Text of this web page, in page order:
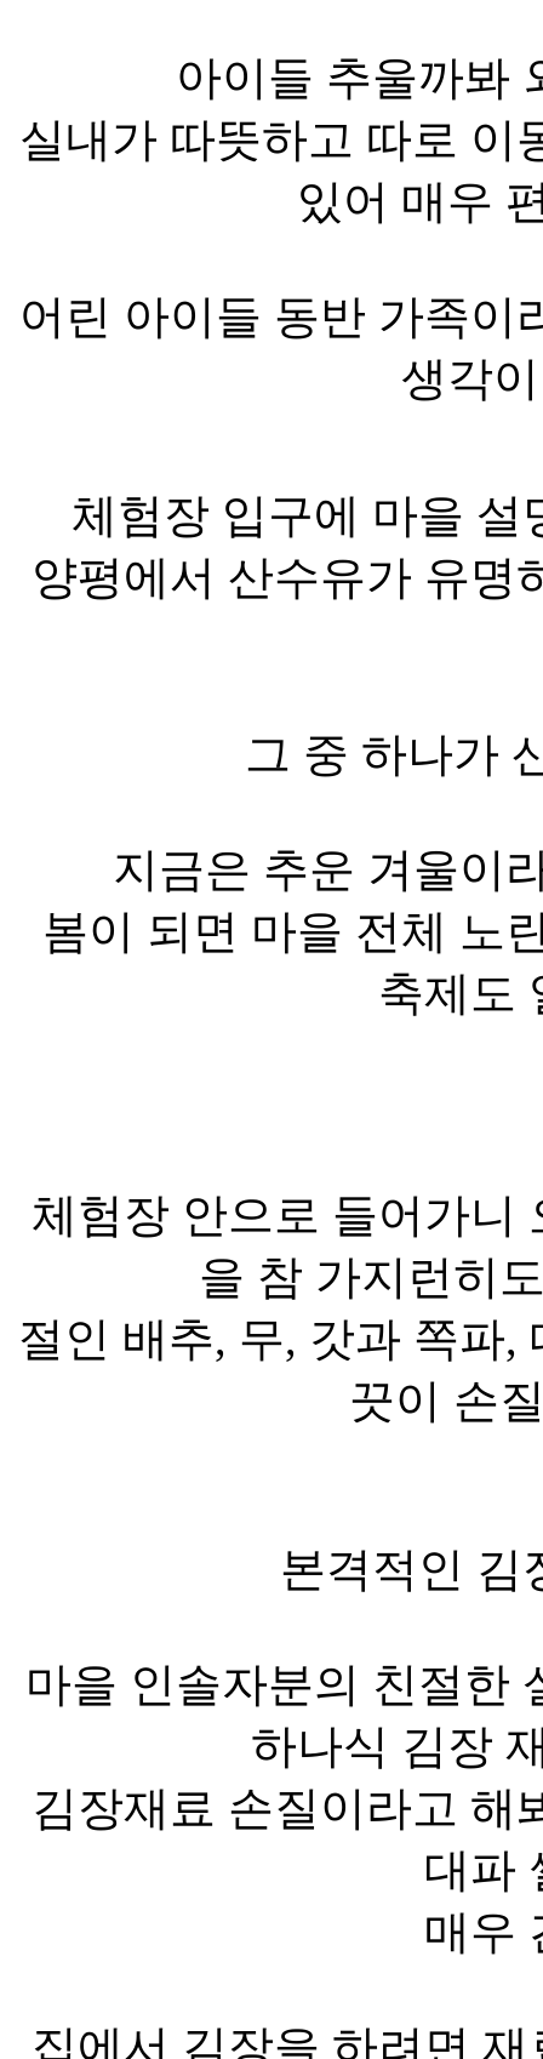
아이들 추울까봐
실내가 따뜻하고 따로 이
있어 매우
어린 아이들 동반 가족이
생각
체험장 입구에 마을
양평에서 산수유가 유명
그 중 하나가
지금은 추운 겨울이
봄이 되면 마을 전체 노
축제도
체험장 안으로 들어가니
을 참 가지런히
절인 배추, 무, 갓과 쪽파,
끗이 손
본격적인 김
마을 인솔자분의 친절한
하나식 김장
김장재료 손질이라고 해
대파
매우
집에서 김장을 하려면